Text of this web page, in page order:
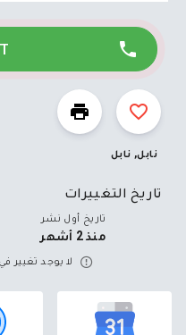
نابل, نابل
تاريخ التغييرات
تاريخ أول نشر
منذ 2 أشهر
لا يوجد تغيير